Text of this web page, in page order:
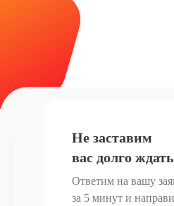
Не заставим
вас долго ждать
Ответим на вашу
за 5 минут и